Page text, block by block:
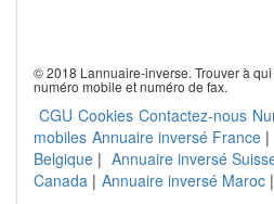
© 2018 Lannuaire-inverse. Trouver à
numéro mobile et numéro de fax.
CGU Cookies Contactez-nous
mobiles Annuaire inversé France |
Belgique | Annuaire inversé
Canada | Annuaire inversé Maroc |